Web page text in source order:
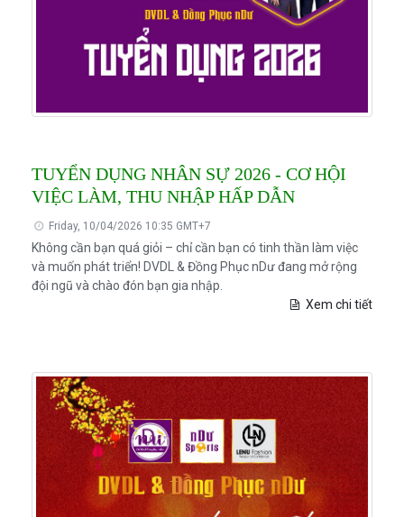
TUYỂN DỤNG NHÂN SỰ 2026 - CƠ HỘI
VIỆC LÀM, THU NHẬP HẤP DẪN
Friday, 10/04/2026 10:35 GMT+7
Không cần bạn quá giỏi – chỉ cần bạn có tinh thần làm việc
và muốn phát triển! DVDL & Đồng Phục nDư đang mở rộng
đội ngũ và chào đón bạn gia nhập.
Xem chi tiết